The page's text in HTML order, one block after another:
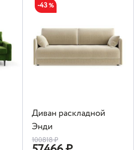
-43%
Диван раскладной
Энди
100818₽